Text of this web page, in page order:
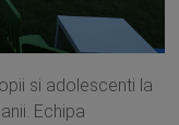
si adolescenti la
Echipa